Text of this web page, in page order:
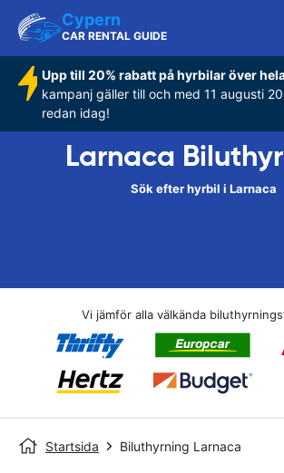
Cypern
CAR RENTAL GUIDE
Upp till 20% rabatt på hyrbilar över
kampanj gäller till och med 11 augusti
redan idag!
Larnaca
Sök efter hyrbil i Larnaca
Vi jämför alla välkända
Startsida Biluthyrning Larnaca